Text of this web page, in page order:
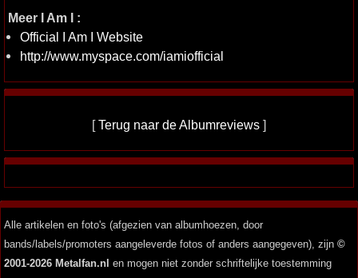
Meer I Am I :
Official I Am I Website
http://www.myspace.com/iamiofficial
[Terug naar de Albumreviews ]
Alle artikelen en foto's (afgezien van albumhoezen, door
bands/labels/promoters aangeleverde fotos of anders aangegeven), zijn ©
2001-2026 Metalfan.nl en mogen niet zonder schriftelijke toestemming